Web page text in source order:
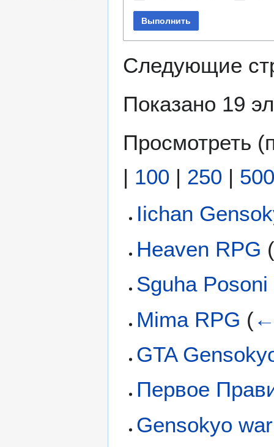
Выполнить
Следующие
Показано 19
Просмотреть (
| 100 | 250 | 500
Iichan
Heaven RPG
Sguha Posoni
Mima RPG (
GTA
Первое
Gensokyo